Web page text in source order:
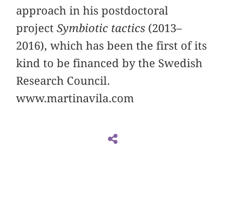
approach in his postdoctoral
projectSymbiotic tactics (2013–
2016), which has been the first of its
kind to be financed by the Swedish
Research Council.
www.martinavila.com